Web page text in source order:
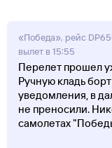
«Победа», рейс
вылет в 15:55
Перелет прошел
Ручную кладь
уведомления, в
не преносили.
самолетах